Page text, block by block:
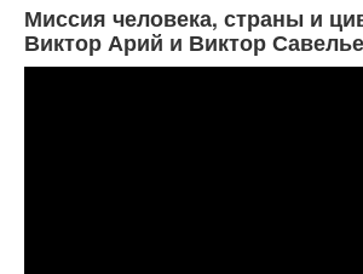
Миссия человека, страны и
Виктор Арий и Виктор